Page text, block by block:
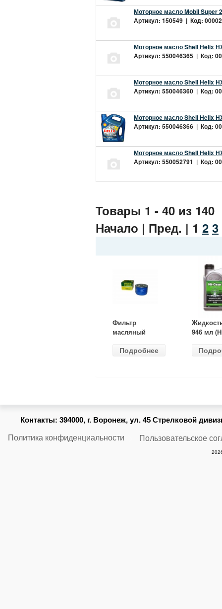
Моторное масло Mobil Super
Артикул: 150549 | Код:
Моторное масло Shell Helix
Артикул: 550046365 | Код:
Моторное масло Shell Helix
Артикул: 550046360 | Код:
Моторное масло Shell Helix
Артикул: 550046366 | Код:
Моторное масло Shell Helix
Артикул: 550052791 | Код:
Товары 1 - 40 из 140
Начало | Пред. | 1 2 3
Фильтр
масляный
(MANN) W
Подробнее
946 мл
Контакты: 394000, г. Воронеж, ул. 45 Стрелковой
Политика конфиденциальности Пользовательское